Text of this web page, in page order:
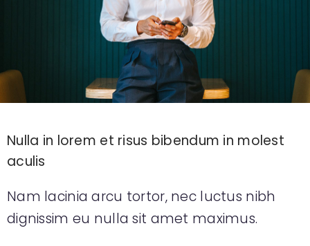
Nulla in lorem et risus bibendum in molest
aculis
Nam lacinia arcu tortor, nec luctus nibh
dignissim eu nulla sit amet maximus.